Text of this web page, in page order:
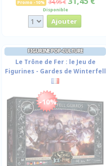
Promo -10% 34,95 €
Disponible
FIGURINE POP-CULTURE
Le Trône de Fer : le Jeu de
Figurines - Gardes de Winterfell
-10%